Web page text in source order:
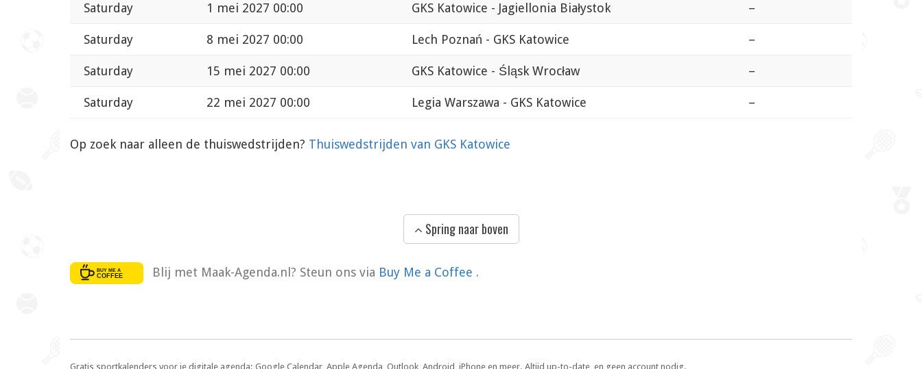
Saturday 1 mei 2027 00:00 GKS Katowice - Jagiellonia Białystok –
Saturday 8 mei 2027 00:00 Lech Poznań - GKS Katowice –
Saturday 15 mei 2027 00:00 GKS Katowice - Śląsk Wrocław –
Saturday 22 mei 2027 00:00 Legia Warszawa - GKS Katowice –
Op zoek naar alleen de thuiswedstrijden? Thuiswedstrijden van GKS Katowice
Spring naar boven
Blij met Maak-Agenda.nl? Steun ons via Buy Me a Coffee .
Gratis sportkalenders voor je digitale agenda: Google Calendar, Apple Agenda, Outlook, Android, iPhone en meer. Altijd up-to-date, en geen account nodig.